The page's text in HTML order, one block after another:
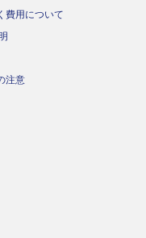
費用について
注意